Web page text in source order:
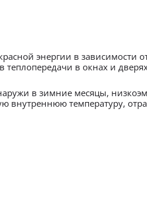
энергии в зависимости
теплопередачи в окнах и
в зимние месяцы,
внутреннюю температуру,